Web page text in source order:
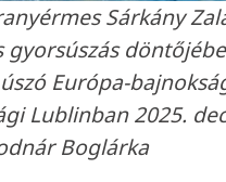
Sárkány
gyorsúszás
Európa-
Lublinban 2025.
Boglárka